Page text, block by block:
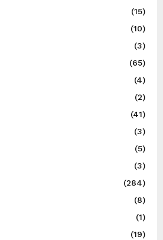
(15)
(10)
(3)
(65)
(4)
(2)
(41)
(3)
(5)
(3)
(284)
(8)
(1)
(19)